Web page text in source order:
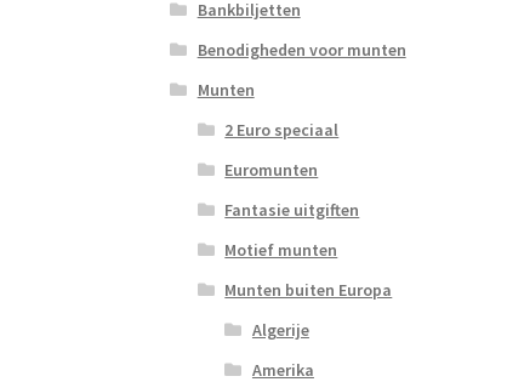
Bankbiljetten
Benodigheden voor munten
Munten
2 Euro speciaal
Euromunten
Fantasie uitgiften
Motief munten
Munten buiten Europa
Algerije
Amerika